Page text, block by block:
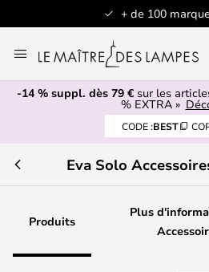
+ de 100
au
contenu
-14 % suppl. dès 79 €sur les
% EXTRA »
CODE :BEST
Eva Solo
Produits
Plus